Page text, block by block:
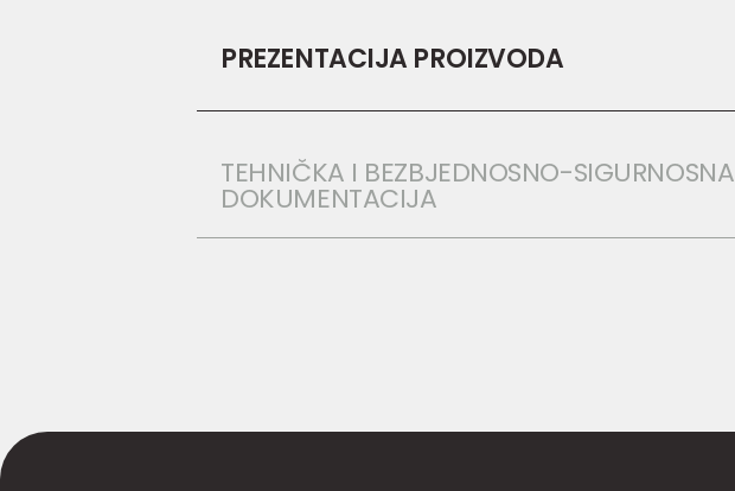
PREZENTACIJA PROIZVODA
TEHNIČKA I BEZBJEDNOSNO-SIGURNOSNA
DOKUMENTACIJA